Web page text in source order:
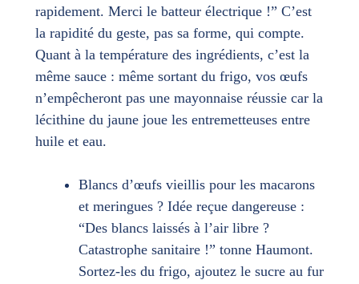
rapidement. Merci le batteur électrique !” C’est
la rapidité du geste, pas sa forme, qui compte.
Quant à la température des ingrédients, c’est la
même sauce : même sortant du frigo, vos œufs
n’empêcheront pas une mayonnaise réussie car la
lécithine du jaune joue les entremetteuses entre
huile et eau.
Blancs d’œufs vieillis pour les macarons
et meringues ? Idée reçue dangereuse :
“Des blancs laissés à l’air libre ?
Catastrophe sanitaire !” tonne Haumont.
Sortez-les du frigo, ajoutez le sucre au fur